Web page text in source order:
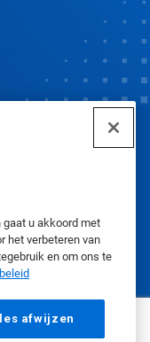
gaat u akkoord met
het verbeteren van
en om ons te
afwijzen